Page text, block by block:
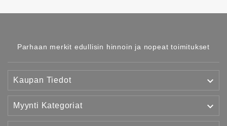
Parhaan merkit edullisin hinnoin ja nopeat toimitukset
Kaupan Tiedot 
Myynti Kategoriat 